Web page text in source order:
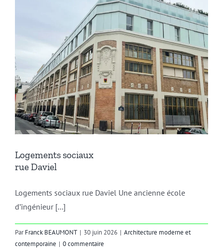
Logements sociaux
rue Daviel
Logements sociaux rue Daviel Une ancienne école
d’ingénieur [...]
ParFranck BEAUMONT | 30 juin 2026 | Architecture moderne et
contemporaine | 0 commentaire